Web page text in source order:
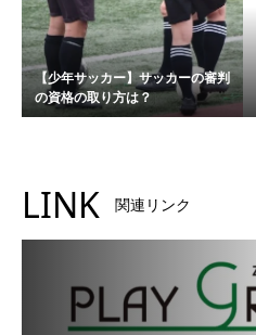
【少年サッカー】サッカーの審判
の資格の取り方は？
LINK 関連リンク